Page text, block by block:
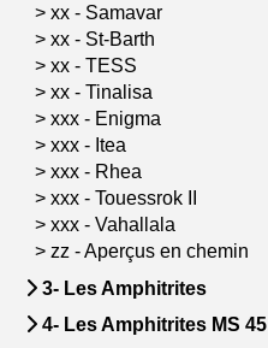
> xx - Samavar
> xx - St-Barth
> xx - TESS
> xx - Tinalisa
> xxx - Enigma
> xxx - Itea
> xxx - Rhea
> xxx - Touessrok II
> xxx - Vahallala
> zz - Aperçus en chemin
3- Les Amphitrites
4- Les Amphitrites MS 45